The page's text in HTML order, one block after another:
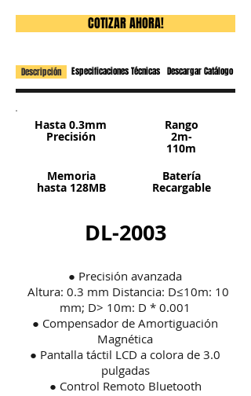
COTIZAR AHORA!
Descripción Especificaciones Técnicas Descargar Catálogo
Hasta 0.3mm
Precisión
Memoria
hasta 128MB
Rango
2m-
110m
Batería
Recargable
DL-2003
● Precisión avanzada
Altura: 0.3 mm Distancia: D≤10m: 10
mm; D> 10m: D * 0.001
● Compensador de Amortiguación
Magnética
● Pantalla táctil LCD a colora de 3.0
pulgadas
● Control Remoto Bluetooth